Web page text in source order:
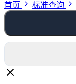
首页 标准查询